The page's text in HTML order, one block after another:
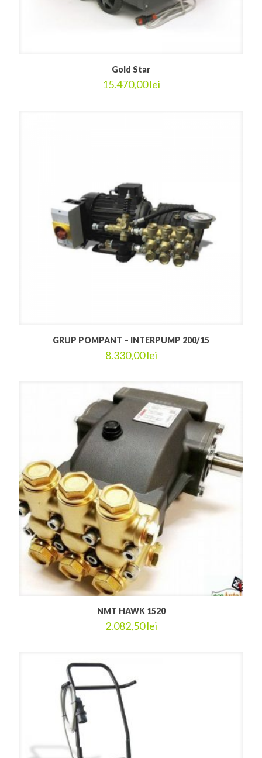
Gold Star
15.470,00lei
GRUP POMPANT – INTERPUMP 200/15
8.330,00lei
NMT HAWK 1520
2.082,50lei